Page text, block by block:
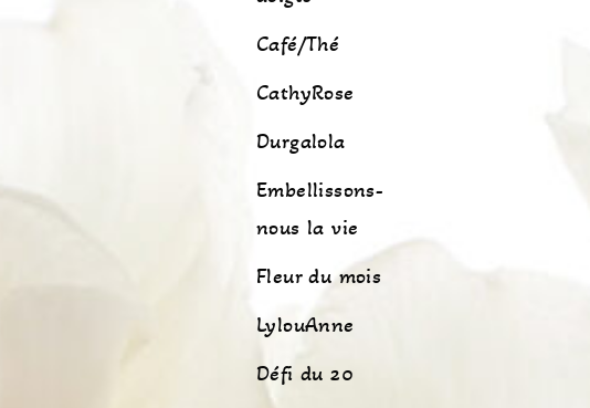
Café/Thé
CathyRose
Durgalola
Embellissons-
nous la vie
Fleur du mois
LylouAnne
Défi du 20